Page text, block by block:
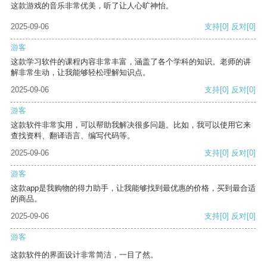
这款游戏的音乐非常优美，听了让人心旷神怡。
2025-09-06 支持[0] 反对[0]
游客
这款学习软件的课程内容非常丰富，涵盖了各个学科的知识。老师的讲
解非常生动，让我能够轻松理解知识点。
2025-09-06
支持[0] 反对[0]
游客
这款软件非常实用，可以帮助我解决很多问题。比如，我可以使用它来
查找资料、翻译语言、编写代码等。
2025-09-06
支持[0] 反对[0]
游客
这款app是我购物的得力助手，让我能够找到最优惠的价格，买到最合适
的商品。
2025-09-06
支持[0] 反对[0]
游客
这款软件的界面设计非常简洁，一目了然。